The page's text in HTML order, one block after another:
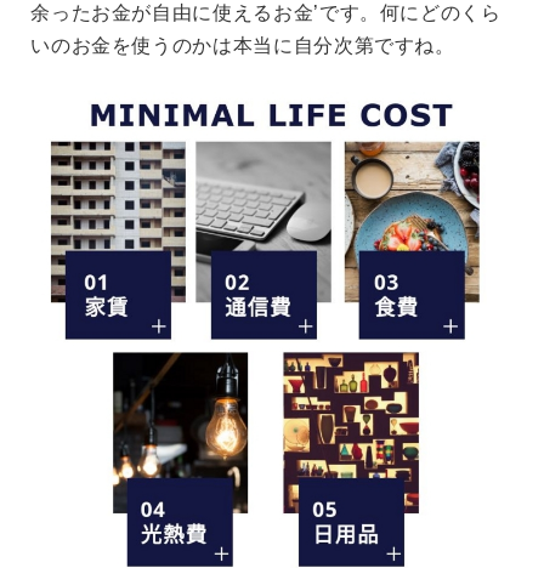
余ったお金が自由に使えるお金’です。何にどのくら
いのお金を使うのかは本当に自分次第ですね。